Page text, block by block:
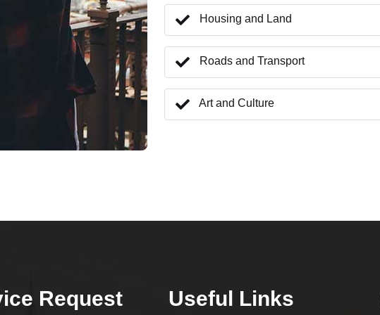
Housing and Land
Roads and Transport
Art and Culture
Request Useful Links